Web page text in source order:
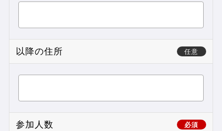
任意
以降の住所
必須
参加人数